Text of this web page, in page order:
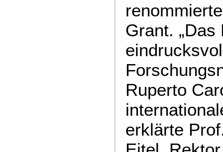
Grant.
Ruperto
erklärte